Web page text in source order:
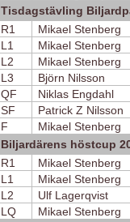
Tisdagstävling
R1
Mikael Stenberg
L1
Mikael Stenberg
L2
Mikael Stenberg
L3
Björn Nilsson
QF
Niklas Engdahl
SF
Patrick Z Nilsson
F
Mikael Stenberg
Biljardärens höstcup
R1
Mikael Stenberg
L1
Mikael Stenberg
L2
Ulf Lagerqvist
LQ
Mikael Stenberg